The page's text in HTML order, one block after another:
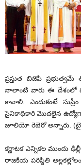
ప్రస్తుత బిజెపి
నాలాంటి వారు ఈ దేశంలో
కావాలి. ఎందుకంటే
సైనికాధికారి మొదలైన
జూలియో రెబెరో అన్నారు.
కర్ణాటక ఎన్నికల ముందు
రాజకీయ పరిస్థితి